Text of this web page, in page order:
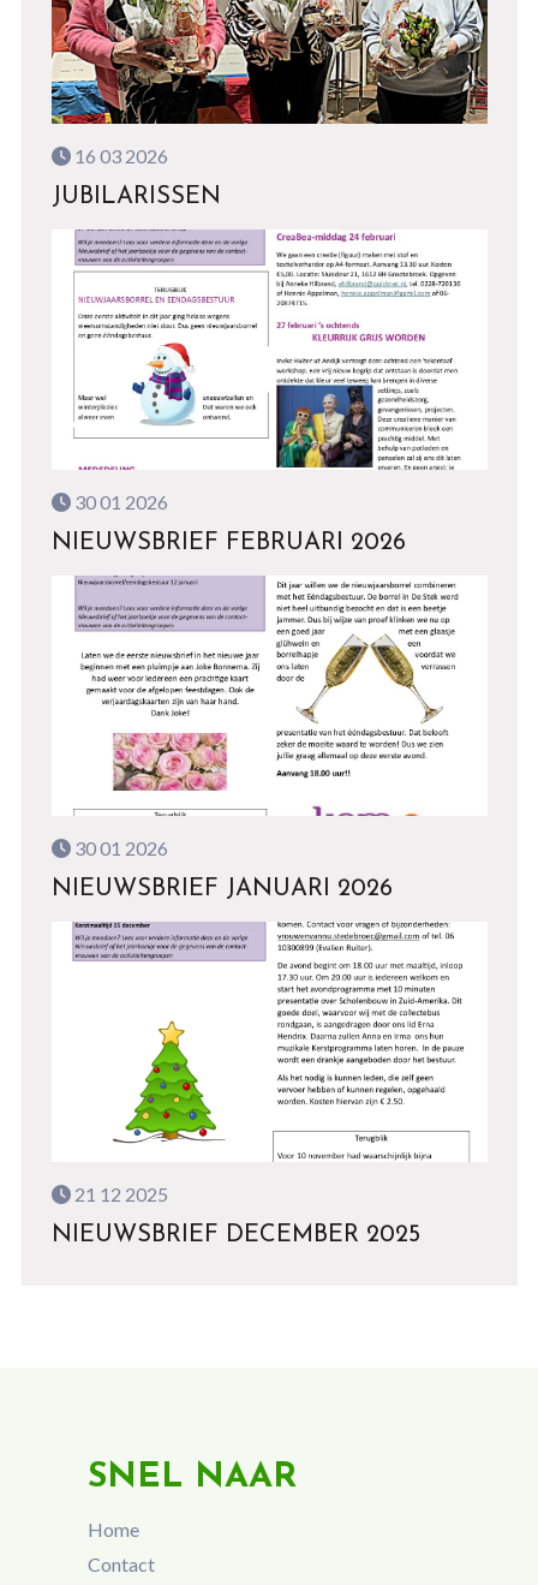
16 03 2026
JUBILARISSEN
30 01 2026
NIEUWSBRIEF FEBRUARI 2026
30 01 2026
NIEUWSBRIEF JANUARI 2026
21 12 2025
NIEUWSBRIEF DECEMBER 2025
SNEL NAAR
Home
Contact